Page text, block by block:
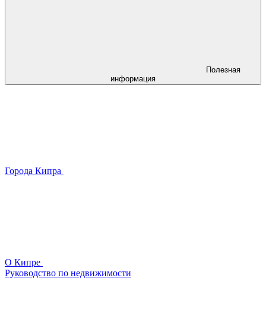
Полезная
информация
Города Кипра
О Кипре
Руководство по недвижимости